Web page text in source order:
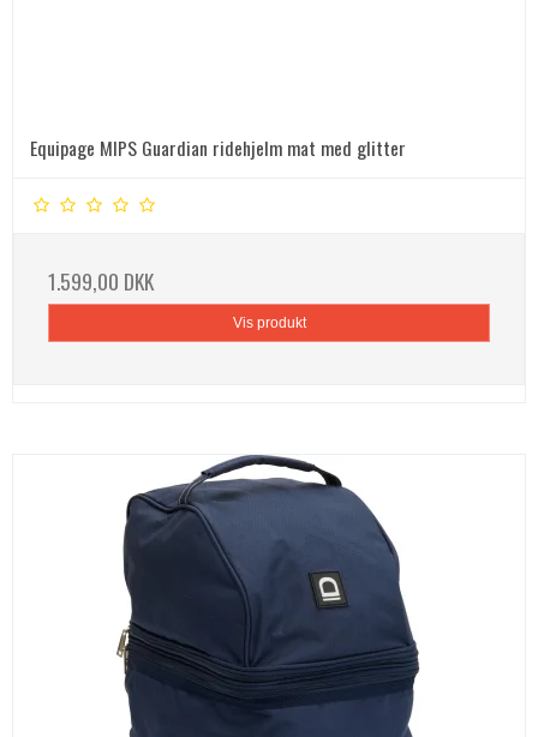
Equipage MIPS Guardian ridehjelm mat med glitter
1.599,00 DKK
Vis produkt